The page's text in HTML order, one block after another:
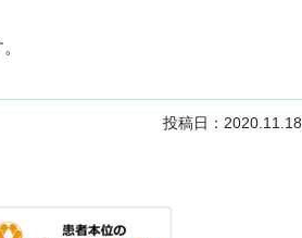
投稿日：2020.11.18